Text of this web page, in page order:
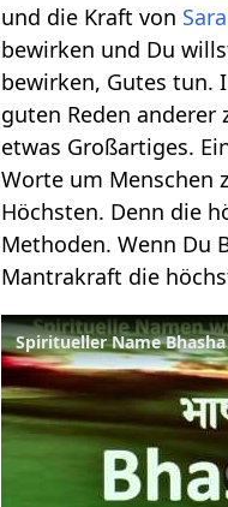
und die Kraft von
bewirken und Du
bewirken, Gutes tun.
guten Reden anderer
etwas Großartiges.
Worte um Menschen
Höchsten. Denn die
Methoden. Wenn Du
Mantrakraft die